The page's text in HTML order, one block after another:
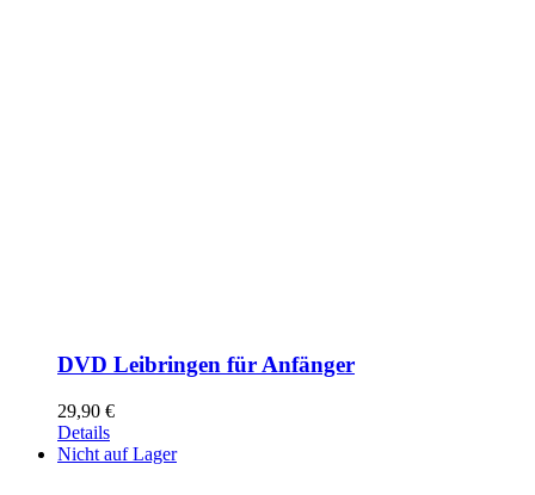
DVD Leibringen für Anfänger
29,90 €
Details
Nicht auf Lager